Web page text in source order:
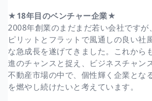
★18年目のベンチャー企業★
2008年創業のまだまだ若い会社ですが
ピリットとフラットで風通しの良い社
な急成長を遂げてきました。これから
進のチャンスと捉え、ビジネスチャン
不動産市場の中で、個性輝く企業とな
を燃やし続けたいと考えています。